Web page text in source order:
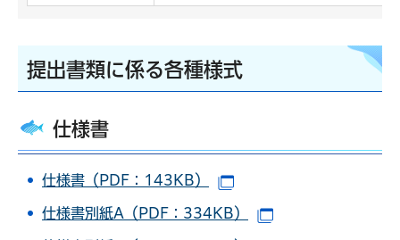
提出書類に係る各種様式
仕様書
仕様書（PDF：143KB）
仕様書別紙A（PDF：334KB）